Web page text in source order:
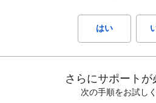
はい
さらにサポートが
次の手順をお試しく